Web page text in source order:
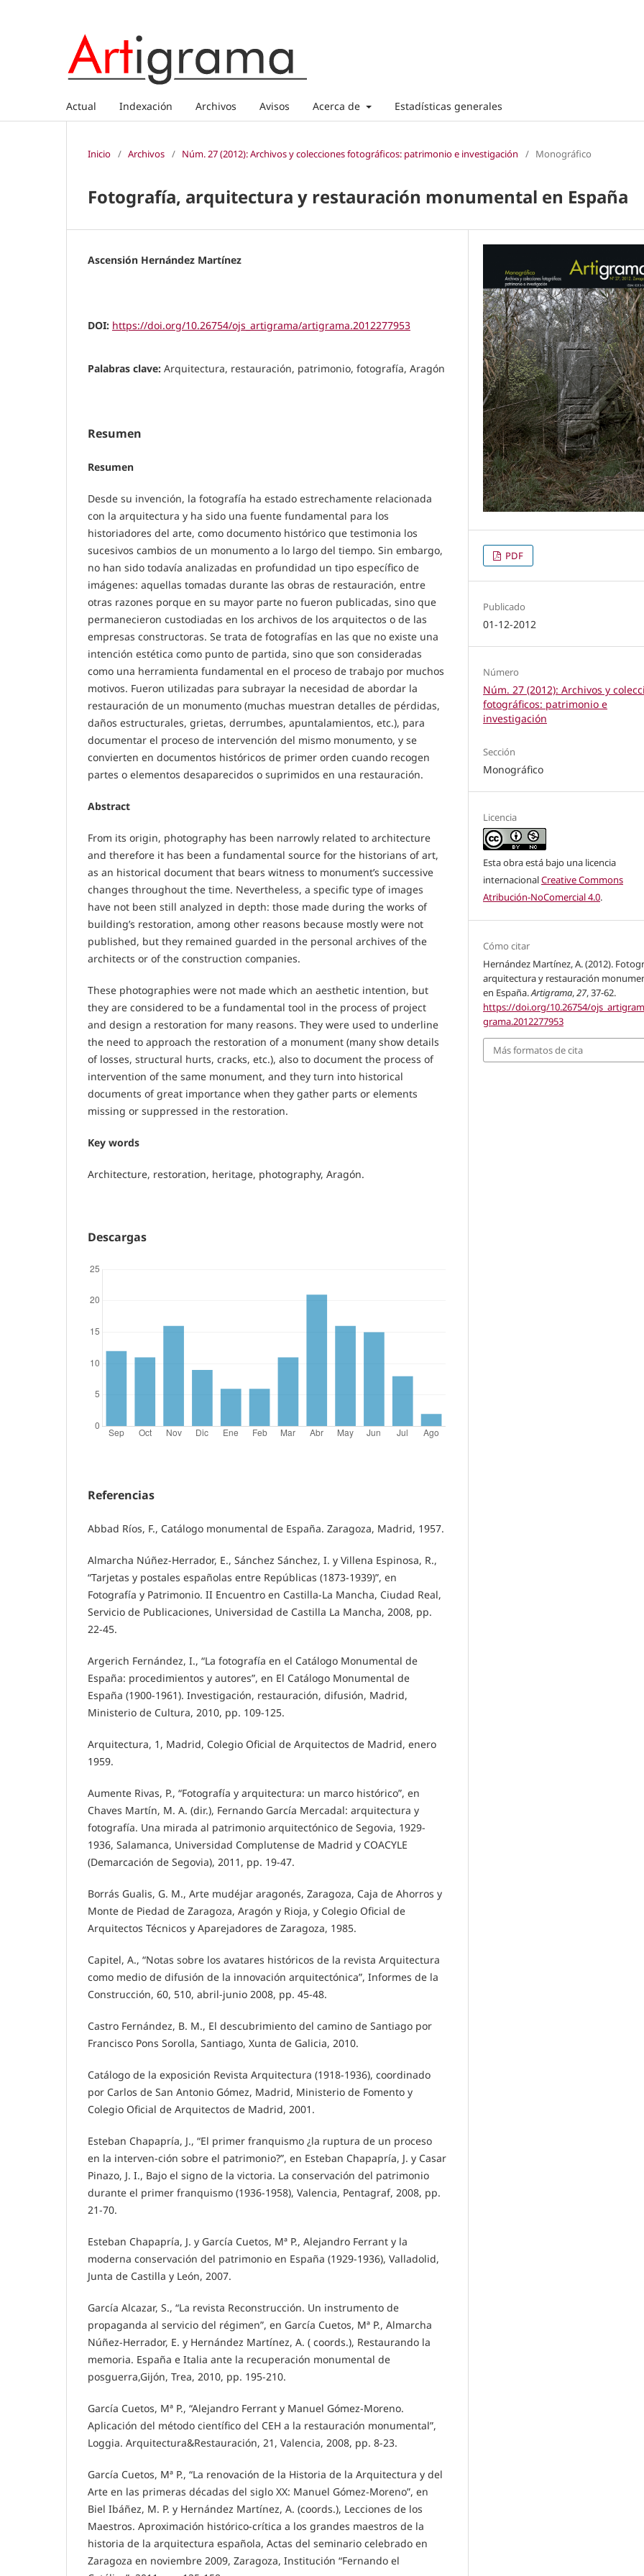
Actual Indexación Archivos Avisos Acerca de Estadísticas generales
Inicio / Archivos / Núm. 27 (2012): Archivos y colecciones fotográficos: patrimonio e investigación / Monográfico
Fotografía, arquitectura y restauración monumental en España
Ascensión Hernández Martínez
DOI: https://doi.org/10.26754/ojs_artigrama/artigrama.2012277953
Palabras clave: Arquitectura, restauración, patrimonio, fotografía, Aragón
Resumen
Resumen
Desde su invención, la fotografía ha estado estrechamente relacionada
con la arquitectura y ha sido una fuente fundamental para los
historiadores del arte, como documento histórico que testimonia los
sucesivos cambios de un monumento a lo largo del tiempo. Sin embargo,
no han sido todavía analizadas en profundidad un tipo específico de
imágenes: aquellas tomadas durante las obras de restauración, entre
otras razones porque en su mayor parte no fueron publicadas, sino que
permanecieron custodiadas en los archivos de los arquitectos o de las
empresas constructoras. Se trata de fotografías en las que no existe una
intención estética como punto de partida, sino que son consideradas
como una herramienta fundamental en el proceso de trabajo por muchos
motivos. Fueron utilizadas para subrayar la necesidad de abordar la
restauración de un monumento (muchas muestran detalles de pérdidas,
daños estructurales, grietas, derrumbes, apuntalamientos, etc.), para
documentar el proceso de intervención del mismo monumento, y se
convierten en documentos históricos de primer orden cuando recogen
partes o elementos desaparecidos o suprimidos en una restauración.
Abstract
From its origin, photography has been narrowly related to architecture
and therefore it has been a fundamental source for the historians of art,
as an historical document that bears witness to monument’s successive
changes throughout the time. Nevertheless, a specific type of images
have not been still analyzed in depth: those made during the works of
building’s restoration, among other reasons because mostly were not
published, but they remained guarded in the personal archives of the
architects or of the construction companies.
These photographies were not made which an aesthetic intention, but
they are considered to be a fundamental tool in the process of project
and design a restoration for many reasons. They were used to underline
the need to approach the restoration of a monument (many show details
of losses, structural hurts, cracks, etc.), also to document the process of
intervention of the same monument, and they turn into historical
documents of great importance when they gather parts or elements
missing or suppressed in the restoration.
Key words
Architecture, restoration, heritage, photography, Aragón.
Descargas
Referencias
Abbad Ríos, F., Catálogo monumental de España. Zaragoza, Madrid, 1957.
Almarcha Núñez-Herrador, E., Sánchez Sánchez, I. y Villena Espinosa, R.,
“Tarjetas y postales españolas entre Repúblicas (1873-1939)”, en
Fotografía y Patrimonio. II Encuentro en Castilla-La Mancha, Ciudad Real,
Servicio de Publicaciones, Universidad de Castilla La Mancha, 2008, pp.
22-45.
Argerich Fernández, I., “La fotografía en el Catálogo Monumental de
España: procedimientos y autores”, en El Catálogo Monumental de
España (1900-1961). Investigación, restauración, difusión, Madrid,
Ministerio de Cultura, 2010, pp. 109-125.
Arquitectura, 1, Madrid, Colegio Oficial de Arquitectos de Madrid, enero
1959.
Aumente Rivas, P., “Fotografía y arquitectura: un marco histórico”, en
Chaves Martín, M. A. (dir.), Fernando García Mercadal: arquitectura y
fotografía. Una mirada al patrimonio arquitectónico de Segovia, 1929-
1936, Salamanca, Universidad Complutense de Madrid y COACYLE
(Demarcación de Segovia), 2011, pp. 19-47.
Borrás Gualis, G. M., Arte mudéjar aragonés, Zaragoza, Caja de Ahorros y
Monte de Piedad de Zaragoza, Aragón y Rioja, y Colegio Oficial de
Arquitectos Técnicos y Aparejadores de Zaragoza, 1985.
Capitel, A., “Notas sobre los avatares históricos de la revista Arquitectura
como medio de difusión de la innovación arquitectónica”, Informes de la
Construcción, 60, 510, abril-junio 2008, pp. 45-48.
Castro Fernández, B. M., El descubrimiento del camino de Santiago por
Francisco Pons Sorolla, Santiago, Xunta de Galicia, 2010.
Catálogo de la exposición Revista Arquitectura (1918-1936), coordinado
por Carlos de San Antonio Gómez, Madrid, Ministerio de Fomento y
Colegio Oficial de Arquitectos de Madrid, 2001.
Esteban Chapapría, J., “El primer franquismo ¿la ruptura de un proceso
en la interven-ción sobre el patrimonio?”, en Esteban Chapapría, J. y Casar
Pinazo, J. I., Bajo el signo de la victoria. La conservación del patrimonio
durante el primer franquismo (1936-1958), Valencia, Pentagraf, 2008, pp.
21-70.
Esteban Chapapría, J. y García Cuetos, Mª P., Alejandro Ferrant y la
moderna conservación del patrimonio en España (1929-1936), Valladolid,
Junta de Castilla y León, 2007.
García Alcazar, S., “La revista Reconstrucción. Un instrumento de
propaganda al servicio del régimen”, en García Cuetos, Mª P., Almarcha
Núñez-Herrador, E. y Hernández Martínez, A. ( coords.), Restaurando la
memoria. España e Italia ante la recuperación monumental de
posguerra,Gijón, Trea, 2010, pp. 195-210.
García Cuetos, Mª P., “Alejandro Ferrant y Manuel Gómez-Moreno.
Aplicación del método científico del CEH a la restauración monumental”,
Loggia. Arquitectura&Restauración, 21, Valencia, 2008, pp. 8-23.
García Cuetos, Mª P., “La renovación de la Historia de la Arquitectura y del
Arte en las primeras décadas del siglo XX: Manuel Gómez-Moreno”, en
Biel Ibáñez, M. P. y Hernández Martínez, A. (coords.), Lecciones de los
Maestros. Aproximación histórico-crítica a los grandes maestros de la
historia de la arquitectura española, Actas del seminario celebrado en
Zaragoza en noviembre 2009, Zaragoza, Institución “Fernando el
PDF
Publicado
01-12-2012
Número
Núm. 27 (2012): Archivos y
fotográficos: patrimonio e
investigación
Sección
Monográfico
Licencia
Esta obra está bajo una licencia
internacionalCreative Commons
Atribución-NoComercial 4.0.
Cómo citar
Hernández Martínez, A. (2012).
arquitectura y restauración
en España.Artigrama,27, 37-62.
https://doi.org/10.26754/
grama.2012277953
Más formatos de cita